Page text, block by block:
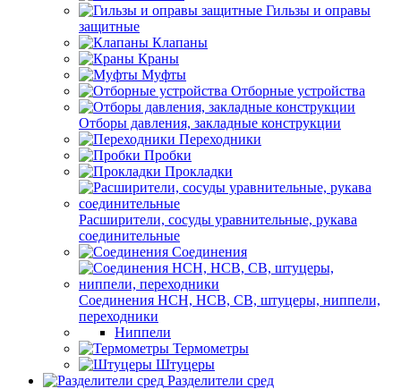
Гильзы и оправы
защитные
Клапаны
Краны
Муфты
Отборные устройства
Отборы давления, закладные конструкции
Переходники
Пробки
Прокладки
Расширители, сосуды уравнительные, рукава
соединительные
Соединения
Соединения НСН, НСВ, СВ, штуцеры, ниппели,
переходники
Ниппели
Термометры
Штуцеры
Разделители сред